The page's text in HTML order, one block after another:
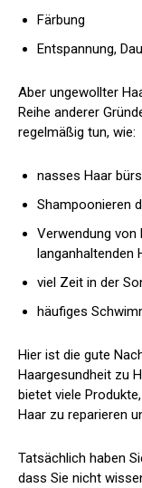
Färbung
Entspannung,
Aber ungewollter
Reihe anderer
regelmäßig tun, wie:
nasses Haar
Shampoonieren
Verwendung von
langanhaltenden
viel Zeit in der
häufiges
Hier ist die gute
Haargesundheit zu
bietet viele
Haar zu reparieren
Tatsächlich haben
dass Sie nicht